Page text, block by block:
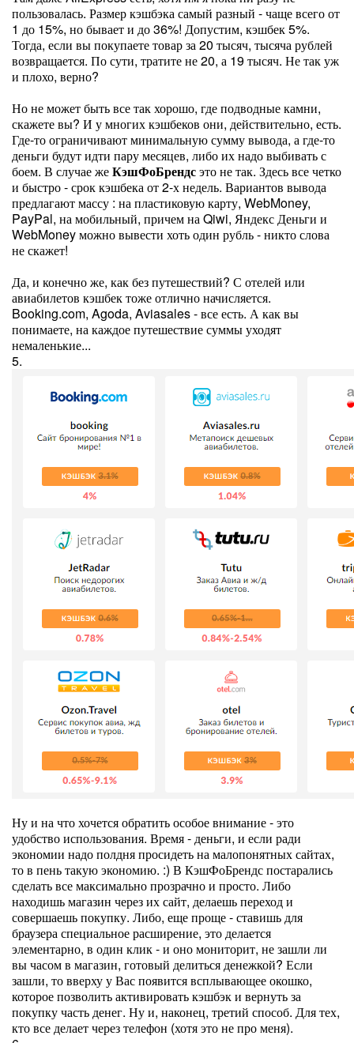
пользовалась. Размер кэшбэка самый разный - чаще всего от
1 до 15%, но бывает и до 36%! Допустим, кэшбек 5%.
Тогда, если вы покупаете товар за 20 тысяч, тысяча рублей
возвращается. По сути, тратите не 20, а 19 тысяч. Не так уж
и плохо, верно?
Но не может быть все так хорошо, где подводные камни,
скажете вы? И у многих кэшбеков они, действительно, есть.
Где-то ограничивают минимальную сумму вывода, а где-то
деньги будут идти пару месяцев, либо их надо выбивать с
боем. В случае жеКэшФоБрендсэто не так. Здесь все четко
и быстро - срок кэшбека от 2-х недель. Вариантов вывода
предлагают массу : на пластиковую карту, WebMoney,
PayPal, на мобильный, причем на Qiwi, Яндекс Деньги и
WebMoney можно вывести хоть один рубль - никто слова
не скажет!
Да, и конечно же, как без путешествий? С отелей или
авиабилетов кэшбек тоже отлично начисляется.
Booking.com, Agoda, Aviasales - все есть. А как вы
понимаете, на каждое путешествие суммы уходят
немаленькие...
5.
Ну и на что хочется обратить особое внимание - это
удобство использования. Время - деньги, и если ради
экономии надо полдня просидеть на малопонятных сайтах,
то в пень такую экономию. :) В КэшФоБрендс постарались
сделать все максимально прозрачно и просто. Либо
находишь магазин через их сайт, делаешь переход и
совершаешь покупку. Либо, еще проще - ставишь для
браузера специальное расширение, это делается
элементарно, в один клик - и оно мониторит, не зашли ли
вы часом в магазин, готовый делиться денежкой? Если
зашли, то вверху у Вас появится всплывающее окошко,
которое позволить активировать кэшбэк и вернуть за
покупку часть денег. Ну и, наконец, третий способ. Для тех,
кто все делает через телефон (хотя это не про меня).